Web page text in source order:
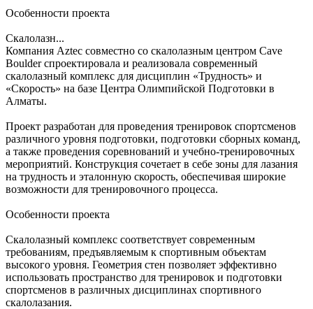
Особенности проекта
Скалолазн...
Компания Aztec совместно со скалолазным центром Cave
Boulder спроектировала и реализовала современный
скалолазный комплекс для дисциплин «Трудность» и
«Скорость» на базе Центра Олимпийской Подготовки в
Алматы.
Проект разработан для проведения тренировок спортсменов
различного уровня подготовки, подготовки сборных команд,
а также проведения соревнований и учебно-тренировочных
мероприятий. Конструкция сочетает в себе зоны для лазания
на трудность и эталонную скорость, обеспечивая широкие
возможности для тренировочного процесса.
Особенности проекта
Скалолазный комплекс соответствует современным
требованиям, предъявляемым к спортивным объектам
высокого уровня. Геометрия стен позволяет эффективно
использовать пространство для тренировок и подготовки
спортсменов в различных дисциплинах спортивного
скалолазания.